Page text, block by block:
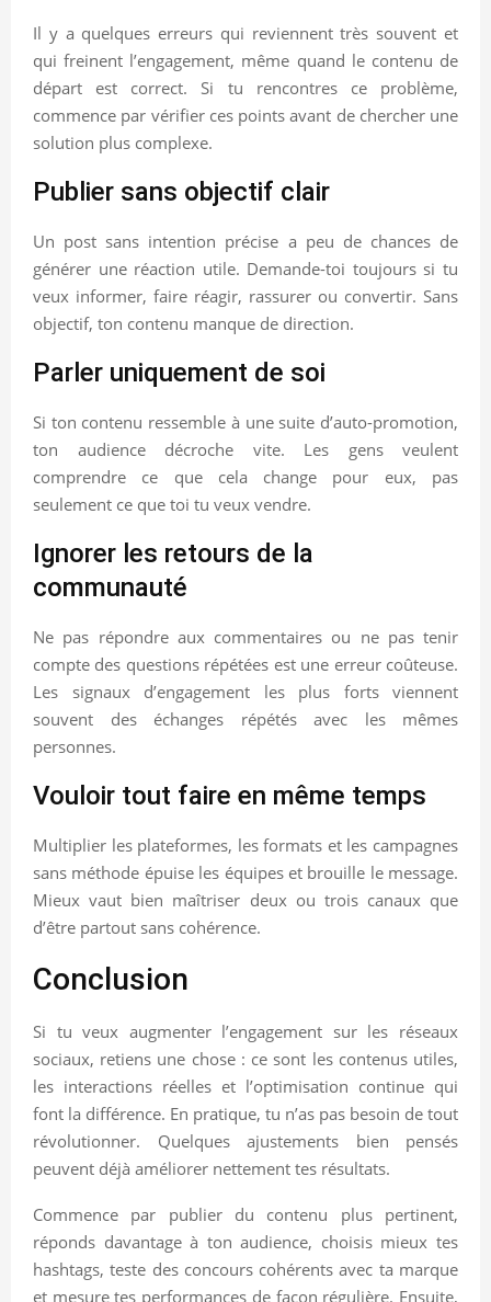
Il y a quelques erreurs qui reviennent très souvent et
qui freinent l’engagement, même quand le contenu de
départ est correct. Si tu rencontres ce problème,
commence par vérifier ces points avant de chercher une
solution plus complexe.
Publier sans objectif clair
Un post sans intention précise a peu de chances de
générer une réaction utile. Demande-toi toujours si tu
veux informer, faire réagir, rassurer ou convertir. Sans
objectif, ton contenu manque de direction.
Parler uniquement de soi
Si ton contenu ressemble à une suite d’auto-promotion,
ton audience décroche vite. Les gens veulent
comprendre ce que cela change pour eux, pas
seulement ce que toi tu veux vendre.
Ignorer les retours de la
communauté
Ne pas répondre aux commentaires ou ne pas tenir
compte des questions répétées est une erreur coûteuse.
Les signaux d’engagement les plus forts viennent
souvent des échanges répétés avec les mêmes
personnes.
Vouloir tout faire en même temps
Multiplier les plateformes, les formats et les campagnes
sans méthode épuise les équipes et brouille le message.
Mieux vaut bien maîtriser deux ou trois canaux que
d’être partout sans cohérence.
Conclusion
Si tu veux augmenter l’engagement sur les réseaux
sociaux, retiens une chose : ce sont les contenus utiles,
les interactions réelles et l’optimisation continue qui
font la différence. En pratique, tu n’as pas besoin de tout
révolutionner. Quelques ajustements bien pensés
peuvent déjà améliorer nettement tes résultats.
Commence par publier du contenu plus pertinent,
réponds davantage à ton audience, choisis mieux tes
hashtags, teste des concours cohérents avec ta marque
et mesure tes performances de façon régulière. Ensuite,